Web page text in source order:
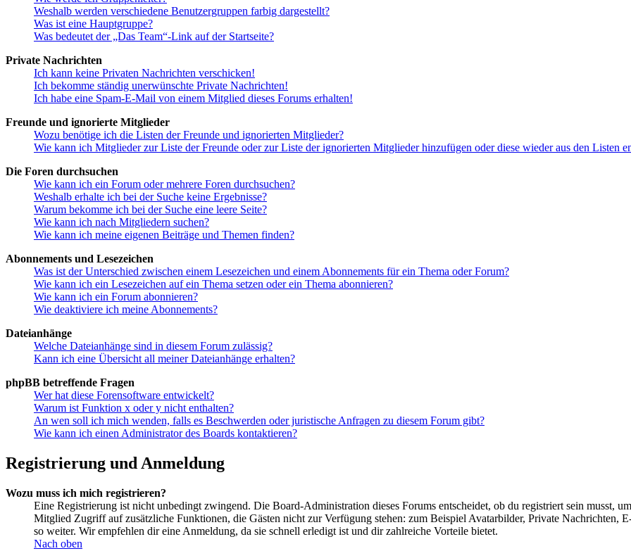
Weshalb werden verschiedene Benutzergruppen farbig dargestellt?
Was ist eine Hauptgruppe?
Was bedeutet der „Das Team“-Link auf der Startseite?
Private Nachrichten
Ich kann keine Privaten Nachrichten verschicken!
Ich bekomme ständig unerwünschte Private Nachrichten!
Ich habe eine Spam-E-Mail von einem Mitglied dieses Forums erhalten!
Freunde und ignorierte Mitglieder
Wozu benötige ich die Listen der Freunde und ignorierten Mitglieder?
Wie kann ich Mitglieder zur Liste der Freunde oder zur Liste der ignorierten Mitglieder hinzufügen oder diese wieder aus den Listen
Die Foren durchsuchen
Wie kann ich ein Forum oder mehrere Foren durchsuchen?
Weshalb erhalte ich bei der Suche keine Ergebnisse?
Warum bekomme ich bei der Suche eine leere Seite?
Wie kann ich nach Mitgliedern suchen?
Wie kann ich meine eigenen Beiträge und Themen finden?
Abonnements und Lesezeichen
Was ist der Unterschied zwischen einem Lesezeichen und einem Abonnements für ein Thema oder Forum?
Wie kann ich ein Lesezeichen auf ein Thema setzen oder ein Thema abonnieren?
Wie kann ich ein Forum abonnieren?
Wie deaktiviere ich meine Abonnements?
Dateianhänge
Welche Dateianhänge sind in diesem Forum zulässig?
Kann ich eine Übersicht all meiner Dateianhänge erhalten?
phpBB betreffende Fragen
Wer hat diese Forensoftware entwickelt?
Warum ist Funktion x oder y nicht enthalten?
An wen soll ich mich wenden, falls es Beschwerden oder juristische Anfragen zu diesem Forum gibt?
Wie kann ich einen Administrator des Boards kontaktieren?
Registrierung und Anmeldung
Wozu muss ich mich registrieren?
Eine Registrierung ist nicht unbedingt zwingend. Die Board-Administration dieses Forums entscheidet, ob du registriert sein musst,
Mitglied Zugriff auf zusätzliche Funktionen, die Gästen nicht zur Verfügung stehen: zum Beispiel Avatarbilder, Private Nachrichten,
so weiter. Wir empfehlen dir eine Anmeldung, da sie schnell erledigt ist und dir zahlreiche Vorteile bietet.
Nach oben